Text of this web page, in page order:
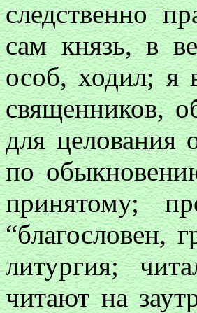
следственно
сам князь, в
особ, ходил; я
священников,
для целования
по
принятому;
“благословен,
литургия;
читают на